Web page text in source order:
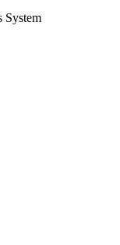
System